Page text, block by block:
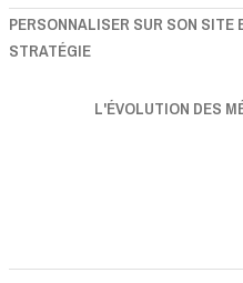
PERSONNALISER SUR SON SITE
STRATÉGIE
L'ÉVOLUTION DES